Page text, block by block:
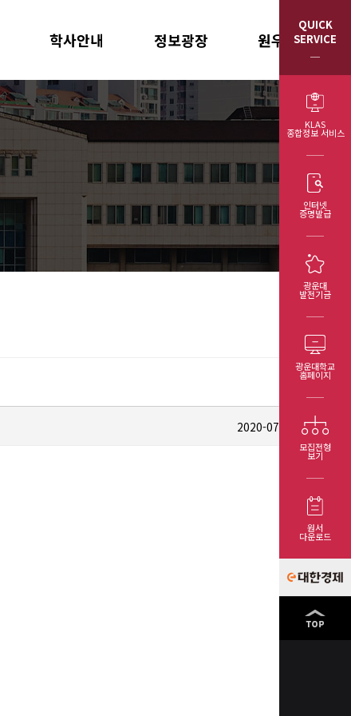
QUICK
SERVICE
KLAS
종합정보 서비스
인터넷
증명발급
광운대
발전기금
광운대학교
홈페이지
모집전형
보기
원서
다운로드
학사안내
학칙
학사 제도
학사 일정
정보광장
공지사항
소식지
원우회/동문회
원우회 회칙
원우회 임원
총동문회 임원
2020-07-24